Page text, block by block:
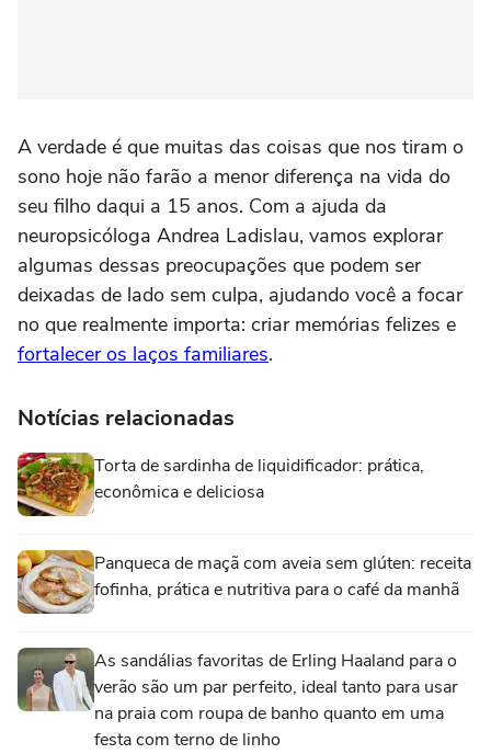
A verdade é que muitas das coisas que nos tiram o
sono hoje não farão a menor diferença na vida do
seu filho daqui a 15 anos. Com a ajuda da
neuropsicóloga Andrea Ladislau, vamos explorar
algumas dessas preocupações que podem ser
deixadas de lado sem culpa, ajudando você a focar
no que realmente importa: criar memórias felizes e
fortalecer os laços familiares.
Notícias relacionadas
Torta de sardinha de liquidificador: prática,
econômica e deliciosa
Panqueca de maçã com aveia sem glúten: receita
fofinha, prática e nutritiva para o café da manhã
As sandálias favoritas de Erling Haaland para o
verão são um par perfeito, ideal tanto para usar
na praia com roupa de banho quanto em uma
festa com terno de linho